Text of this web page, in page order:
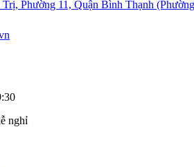
Trị, Phường 11, Quận Bình Thạnh
nghỉ